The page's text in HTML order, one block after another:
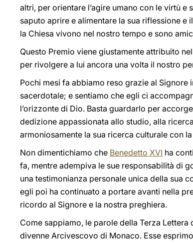
altri, per orientare l’agire umano con le virtù
saputo aprire e alimentare la sua riflessione
la Chiesa vivono nel nostro tempo e sono
Questo Premio viene giustamente attribuito
per rivolgere a lui ancora una volta il nostro
Pochi mesi fa abbiamo reso grazie al Signore
sacerdotale; e sentiamo che egli ci
l’orizzonte di Dio. Basta guardarlo per
dedizione appassionata allo studio, alla
armoniosamente la sua ricerca culturale con
Non dimentichiamo che Benedetto XVI ha
fa, mentre adempiva le sue responsabilità di
una testimonianza personale unica della sua
egli poi ha continuato a portare avanti nella
ricordo al Signore e la nostra preghiera.
Come sappiamo, le parole della Terza Lettera
divenne Arcivescovo di Monaco. Esse